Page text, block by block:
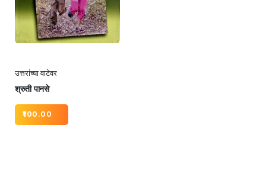
उत्तरांच्या वाटेवर
श्रुती पानसे
100.00